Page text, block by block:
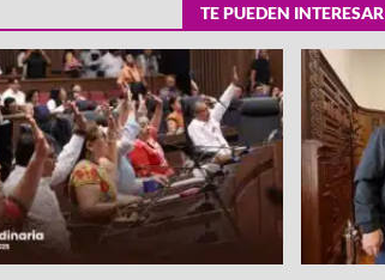
TE PUEDEN INTERESAR